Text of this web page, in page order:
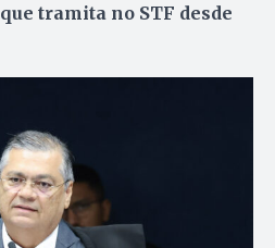
tramita no STF desde